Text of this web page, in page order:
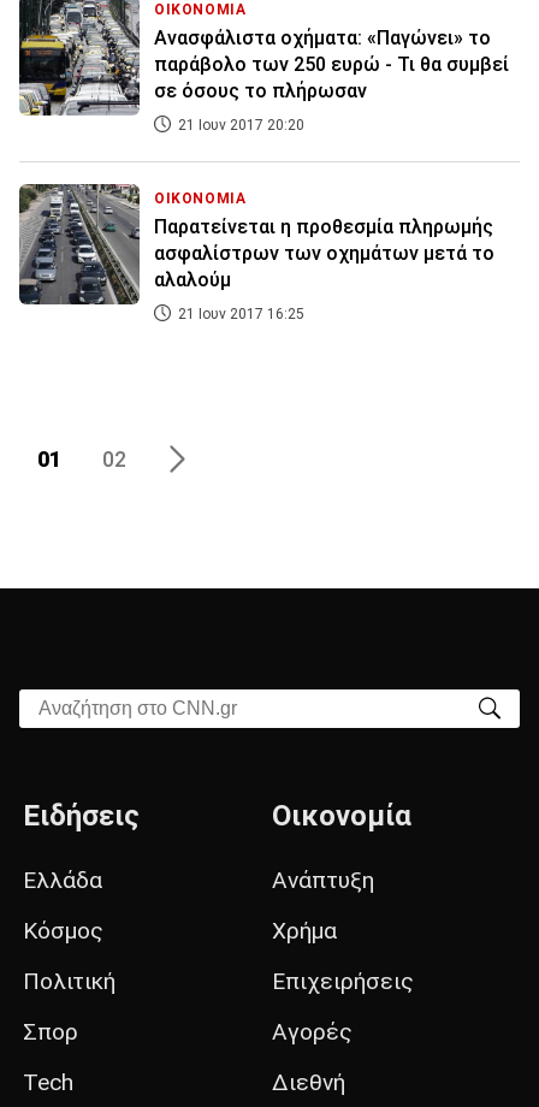
ΟΙΚΟΝΟΜΙΑ
Ανασφάλιστα οχήματα: «Παγώνει» το
παράβολο των 250 ευρώ - Τι θα συμβεί
σε όσους το πλήρωσαν
21 Ιουν 2017 20:20
ΟΙΚΟΝΟΜΙΑ
Παρατείνεται η προθεσμία πληρωμής
ασφαλίστρων των οχημάτων μετά το
αλαλούμ
21 Ιουν 2017 16:25
01 02
Αναζήτηση στο CNN.gr
Ειδήσεις
Ελλάδα
Κόσμος
Πολιτική
Σπορ
Tech
Οικονομία
Ανάπτυξη
Χρήμα
Επιχειρήσεις
Αγορές
Διεθνή